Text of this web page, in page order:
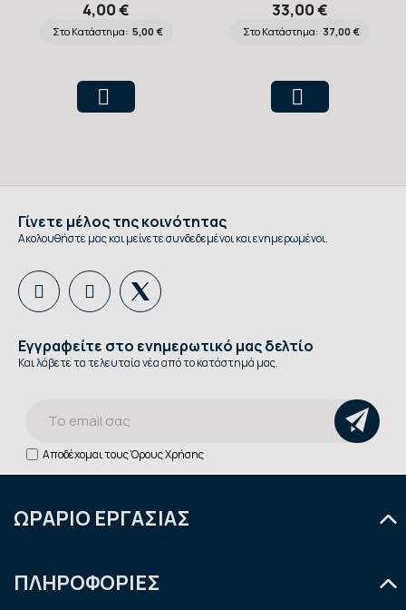
4,00 €
Στο Κατάστημα: 5,00 €
με Μπανέλες,
King Size
33,00 €
Στο Κατάστημα: 37,00 €
Γίνετε μέλος της κοινότητας
Ακολουθήστε μας και μείνετε συνδεδεμένοι και ενημερωμένοι.
Εγγραφείτε στο ενημερωτικό μας δελτίο
Και λάβετε τα τελευταία νέα από το κατάστημά μας.
Αποδέχομαι τουςΌρους Χρήσης
ΩΡΑΡΙΟ ΕΡΓΑΣΙΑΣ
Τρίτη
9:00 - 14:30 & 18:00 - 21:00
ΠΛΗΡΟΦΟΡΙΕΣ